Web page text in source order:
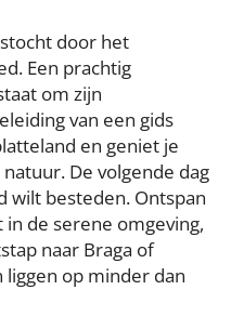
door het
Een prachtig
om zijn
van een gids
en geniet je
De volgende dag
wilt besteden. Ontspan
de serene omgeving,
naar Braga of
liggen op minder dan